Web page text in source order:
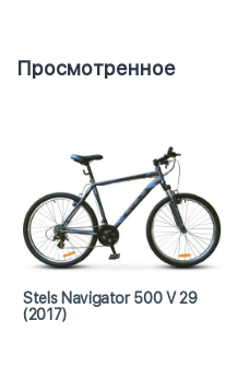
Просмотренное
Stels Navigator 500 V 29
(2017)